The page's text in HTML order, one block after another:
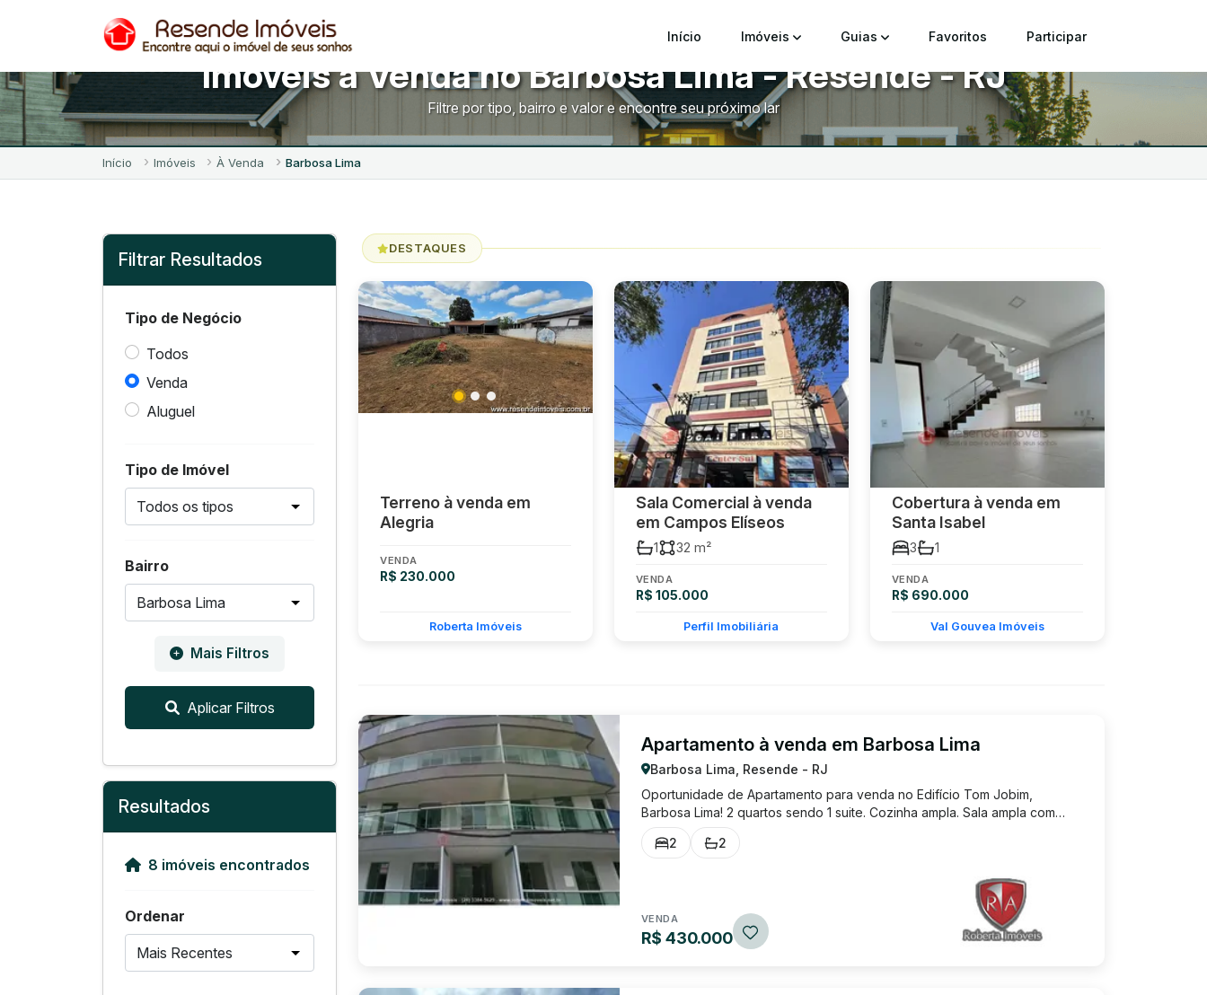
Início Imóveis Guias Favoritos Participar
Imóveis à Venda no Barbosa Lima - Resende - RJ
Filtre por tipo, bairro e valor e encontre seu próximo lar
Início Imóveis À Venda Barbosa Lima
Filtrar Resultados
Tipo de Negócio
Todos
Venda
Aluguel
Tipo de Imóvel
Bairro
Mais Filtros
Aplicar Filtros
Resultados
8 imóveis encontrados
Ordenar
DESTAQUES
Terreno à venda em
Alegria
VENDA
R$ 230.000
Roberta Imóveis
Sala Comercial à venda
em Campos Elíseos
1 32 m²
VENDA
R$ 105.000
Perfil Imobiliária
Cobertura à venda em
Santa Isabel
3 1
VENDA
R$ 690.000
Val Gouvea Imóveis
Apartamento à venda em Barbosa Lima
Barbosa Lima, Resende - RJ
Oportunidade de Apartamento para venda no Edifício Tom Jobim,
Barbosa Lima! 2 quartos sendo 1 suite. Cozinha ampla. Sala ampla com
sacada. Banheiro social. Área de serviço. 1 Vaga de garagem coberta,
Excelente localização! Edifício com portaria eletr...
2 2
VENDA
R$ 430.000